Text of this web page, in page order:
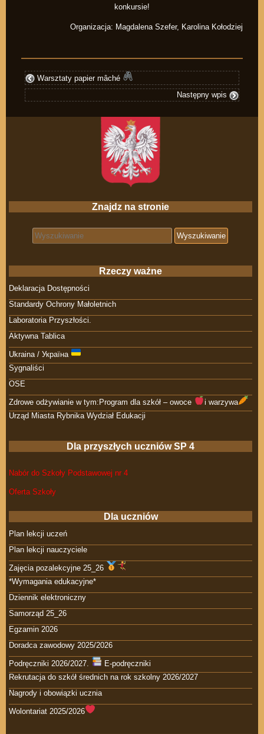
konkursie!
Organizacja: Magdalena Szefer, Karolina Kołodziej
Warsztaty papier mâché
Następny wpis
Znajdz na stronie
Search for:
Rzeczy ważne
Deklaracja Dostępności
Standardy Ochrony Małoletnich
Laboratoria Przyszłości.
Aktywna Tablica
Ukraina / Україна
Sygnaliści
OSE
Zdrowe odżywianie w tym:Program dla szkół – owoce
i warzywa
Urząd Miasta Rybnika Wydział Edukacji
Dla przyszłych uczniów SP 4
Nabór do Szkoły Podstawowej nr 4
Oferta Szkoły
Dla uczniów
Plan lekcji uczeń
Plan lekcji nauczyciele
Zajęcia pozalekcyjne 25_26
*Wymagania edukacyjne*
Dziennik elektroniczny
Samorząd 25_26
Egzamin 2026
Doradca zawodowy 2025/2026
Podręczniki 2026/2027.
E-podręczniki
Rekrutacja do szkół średnich na rok szkolny 2026/2027
Nagrody i obowiązki ucznia
Wolontariat 2025/2026